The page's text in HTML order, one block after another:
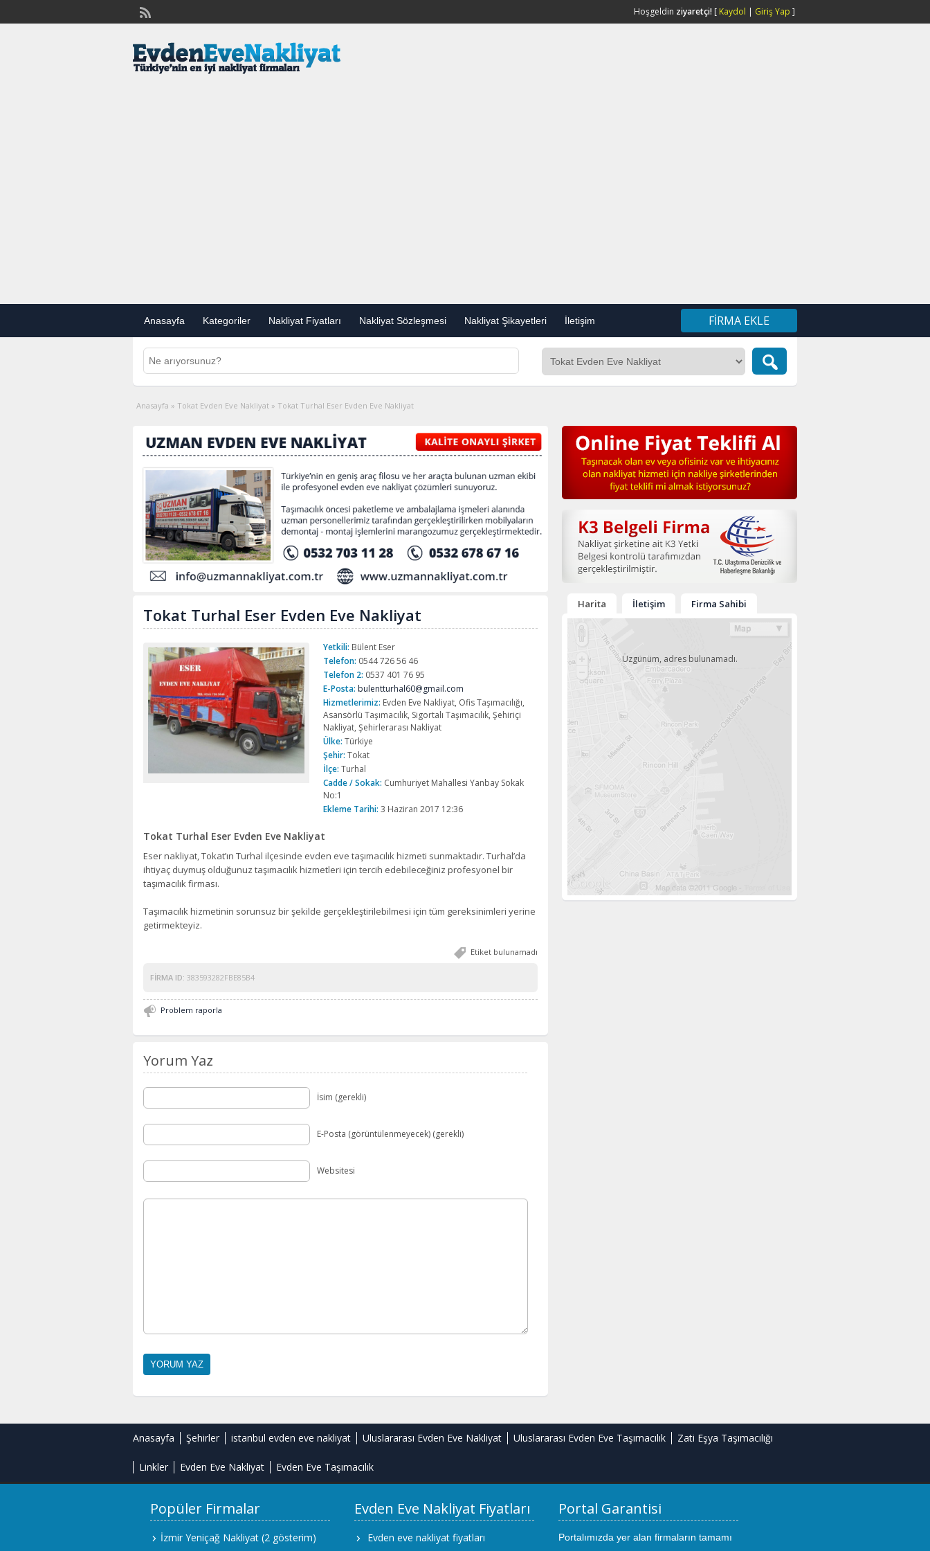
Hoşgeldin ziyaretçi! [ Kaydol | Giriş Yap ]
Anasayfa Kategoriler Nakliyat Fiyatları Nakliyat Sözleşmesi Nakliyat Şikayetleri İletişim FIRMA EKLE
Anasayfa » Tokat Evden Eve Nakliyat » Tokat Turhal Eser Evden Eve Nakliyat
Tokat Turhal Eser Evden Eve Nakliyat
Yetkili: Bülent Eser
Telefon: 0544 726 56 46
Telefon 2: 0537 401 76 95
E-Posta: bulentturhal60@gmail.com
Hizmetlerimiz: Evden Eve Nakliyat, Ofis Taşımacılığı,
Asansörlü Taşımacılık, Sigortalı Taşımacılık, Şehiriçi
Nakliyat, Şehirlerarası Nakliyat
Ülke: Türkiye
Şehir: Tokat
İlçe: Turhal
Cadde / Sokak: Cumhuriyet Mahallesi Yanbay Sokak
No:1
Ekleme Tarihi: 3 Haziran 2017 12:36
Tokat Turhal Eser Evden Eve Nakliyat
Eser nakliyat, Tokat’ın Turhal ilçesinde evden eve taşımacılık hizmeti sunmaktadır. Turhal’da
ihtiyaç duymuş olduğunuz taşımacılık hizmetleri için tercih edebileceğiniz profesyonel bir
taşımacılık firması.
Taşımacılık hizmetinin sorunsuz bir şekilde gerçekleştirilebilmesi için tüm gereksinimleri yerine
getirmekteyiz.
Etiket bulunamadı
FIRMA ID: 383593282FBE85B4
Problem raporla
Yorum Yaz
İsim (gerekli)
E-Posta (görüntülenmeyecek) (gerekli)
Websitesi
Harita İletişim Firma Sahibi
Üzgünüm, adres bulunamadı.
Anasayfa Şehirler istanbul evden eve nakliyat Uluslararası Evden Eve Nakliyat Uluslararası Evden Eve Taşımacılık Zati Eşya Taşımacılığı
Linkler Evden Eve Nakliyat Evden Eve Taşımacılık
Popüler Firmalar
İzmir Yeniçağ Nakliyat (2 gösterim)
Evden Eve Nakliyat Fiyatları
Evden eve nakliyat fiyatları
Portal Garantisi
Portalımızda yer alan firmaların tamamı